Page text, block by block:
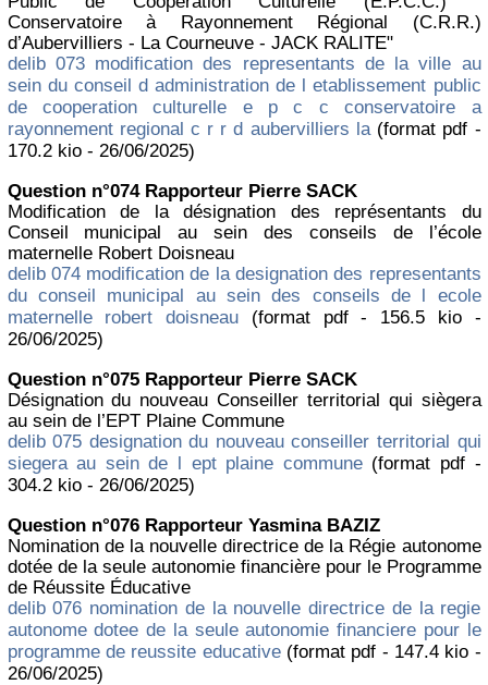
Conservatoire à Rayonnement Régional (C.R.R.)
d’Aubervilliers - La Courneuve - JACK RALITE"
delib 073 modification des representants de la ville au
sein du conseil d administration de l etablissement public
de cooperation culturelle e p c c conservatoire a
rayonnement regional c r r d aubervilliers la(format pdf -
170.2 kio - 26/06/2025)
Question n°074 Rapporteur Pierre SACK
Modification de la désignation des représentants du
Conseil municipal au sein des conseils de l’école
maternelle Robert Doisneau
delib 074 modification de la designation des representants
du conseil municipal au sein des conseils de l ecole
maternelle robert doisneau (format pdf - 156.5 kio -
26/06/2025)
Question n°075 Rapporteur Pierre SACK
Désignation du nouveau Conseiller territorial qui siègera
au sein de l’EPT Plaine Commune
delib 075 designation du nouveau conseiller territorial qui
siegera au sein de l ept plaine commune(format pdf -
304.2 kio - 26/06/2025)
Question n°076 Rapporteur Yasmina BAZIZ
Nomination de la nouvelle directrice de la Régie autonome
dotée de la seule autonomie financière pour le Programme
de Réussite Éducative
delib 076 nomination de la nouvelle directrice de la regie
autonome dotee de la seule autonomie financiere pour le
programme de reussite educative(format pdf - 147.4 kio -
26/06/2025)